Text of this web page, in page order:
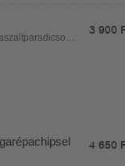
3 900
4 650